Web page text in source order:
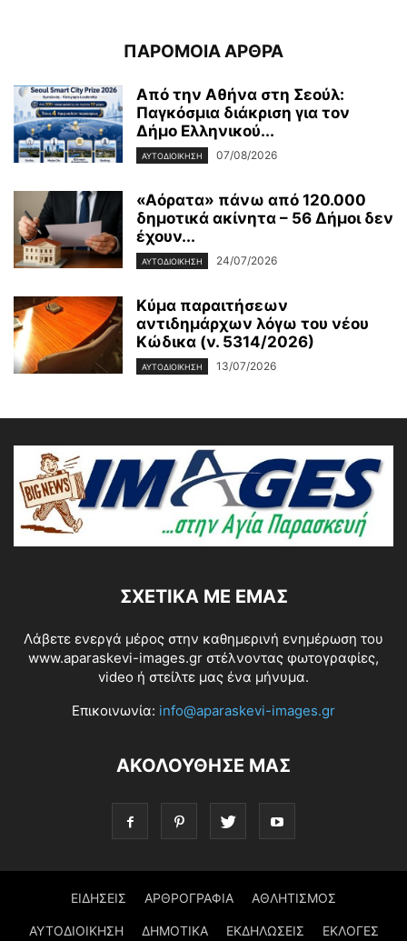
ΠΑΡΟΜΟΙΑ ΑΡΘΡΑ
Από την Αθήνα στη Σεούλ:
Παγκόσμια διάκριση για τον
Δήμο Ελληνικού...
ΑΥΤΟΔΙΟΙΚΗΣΗ 07/08/2026
«Αόρατα» πάνω από 120.000
δημοτικά ακίνητα – 56 Δήμοι δεν
έχουν...
ΑΥΤΟΔΙΟΙΚΗΣΗ 24/07/2026
Κύμα παραιτήσεων
αντιδημάρχων λόγω του νέου
Κώδικα (ν. 5314/2026)
ΑΥΤΟΔΙΟΙΚΗΣΗ 13/07/2026
ΣΧΕΤΙΚΆ ΜΕ ΕΜΆΣ
Λάβετε ενεργά μέρος στην καθημερινή ενημέρωση του
www.aparaskevi-images.gr στέλνοντας φωτογραφίες,
video ή στείλτε μας ένα μήνυμα.
Επικοινωνία: info@aparaskevi-images.gr
ΑΚΟΛΟΥΘΗΣΕ ΜΑΣ
ΕΙΔΗΣΕΙΣ ΑΡΘΡΟΓΡΑΦΙΑ ΑΘΛΗΤΙΣΜΟΣ
ΑΥΤΟΔΙΟΙΚΗΣΗ ΔΗΜΟΤΙΚΑ ΕΚΔΗΛΩΣΕΙΣ ΕΚΛΟΓΕΣ